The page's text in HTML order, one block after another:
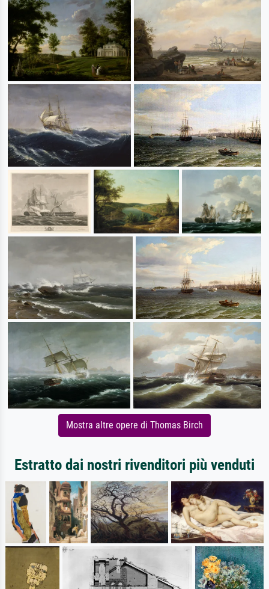
Mostra altre opere di Thomas Birch
Estratto dai nostri rivenditori più venduti